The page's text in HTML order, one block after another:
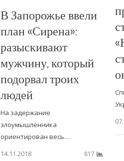
В Запорожье ввели
план «Сирена»:
разыскивают
мужчину, который
подорвал троих
людей
На задержание
злоумышленника
ориентирован весь…
14.11.2018
817